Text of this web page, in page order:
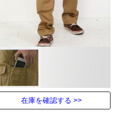
在庫を確認する